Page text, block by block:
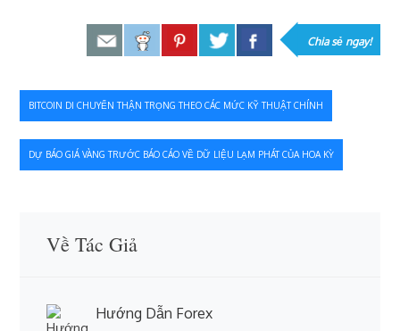
Chia sẻ ngay!
Điều
hướng
bài
BITCOIN DI CHUYỂN THẬN TRỌNG THEO CÁC MỨC KỸ THUẬT CHÍNH
DỰ BÁO GIÁ VÀNG TRƯỚC BÁO CÁO VỀ DỮ LIỆU LẠM PHÁT CỦA HOA KỲ
Về Tác Giả
Hướng Dẫn Forex